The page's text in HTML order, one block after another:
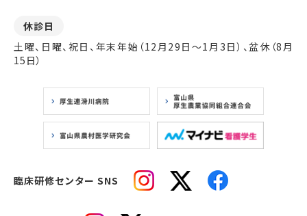
休診日
土曜、日曜、祝日、年末年始（12月29日～1月3日）、盆休（8月
15日）
臨床研修センター SNS